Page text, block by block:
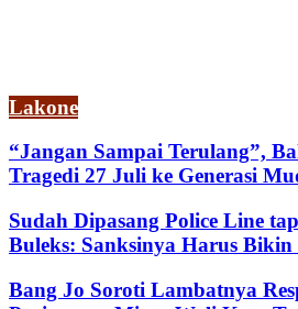
Lakone
“Jangan Sampai Terulang”,
Tragedi 27 Juli ke Generasi
Sudah Dipasang Police Line
Buleks: Sanksinya Harus Bikin
Bang Jo Soroti Lambatnya